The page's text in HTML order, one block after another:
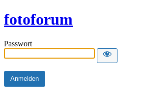
fotoforum
Passwort